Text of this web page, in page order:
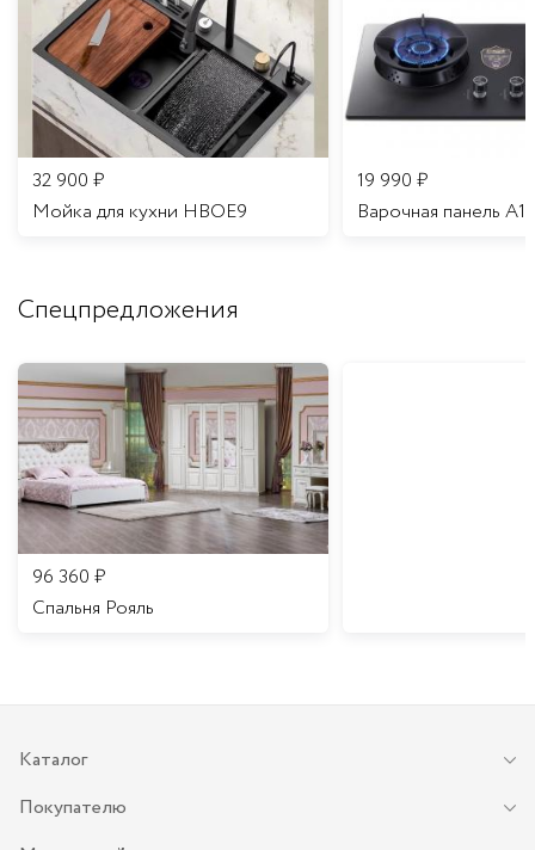
32 900 ₽
Мойка для кухни HBOE9
19 990 ₽
Варочная панель A16
Спецпредложения
96 360 ₽
Спальня Рояль
Каталог
Покупателю